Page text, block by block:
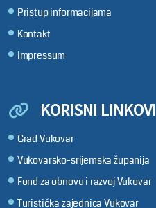
Pristup informacijama
Kontakt
Impressum
KORISNI LINKOVI
Grad Vukovar
Vukovarsko-srijemska županija
Fond za obnovu i razvoj Vukovar
Turistička zajednica Vukovar